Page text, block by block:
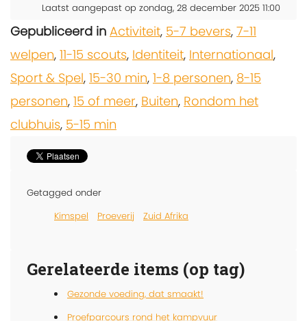
Laatst aangepast op zondag, 28 december 2025 11:00
Gepubliceerd in Activiteit, 5-7 bevers, 7-11
welpen, 11-15 scouts, Identiteit, Internationaal,
Sport & Spel, 15-30 min, 1-8 personen, 8-15
personen, 15 of meer, Buiten, Rondom het
clubhuis, 5-15 min
Getagged onder
Kimspel
Proeverij Zuid Afrika
Gerelateerde items (op tag)
Gezonde voeding, dat smaakt!
Proefparcours rond het kampvuur